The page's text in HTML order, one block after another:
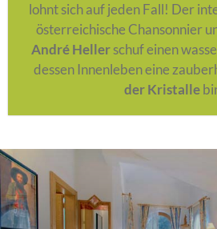
lohnt sich auf jeden Fall! Der
österreichische Chansonnier
André Hellerschuf einen
dessen Innenleben eine
der Kristalle